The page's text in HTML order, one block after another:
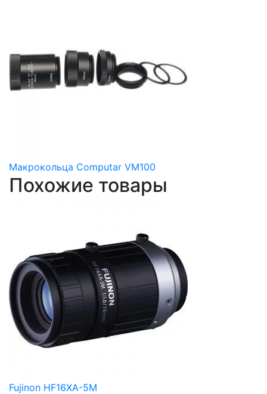
Макрокольца Computar VM100
Похожие товары
Fujinon HF16XA-5M